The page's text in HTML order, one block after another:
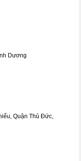
Dương
Quận Thủ Đức,